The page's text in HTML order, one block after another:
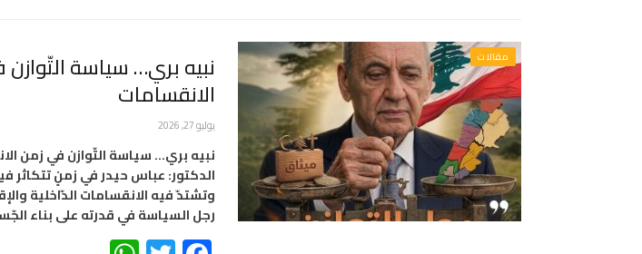
مقالات نبيه بري… سياسة
الانقسامات
يوليو 27, 2026
نبيه بري… سياسة التّوازن في زمن
الدكتور: عباس حيدر في زمنٍ تتكاثر
وتشتدّ فيه الانقسامات الدّاخلية
رجل السياسة في قدرته على بناء